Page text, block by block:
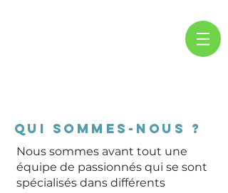
Qui sommes-nous ?
Nous sommes avant tout une
équipe de passionnés qui se sont
spécialisés dans différents